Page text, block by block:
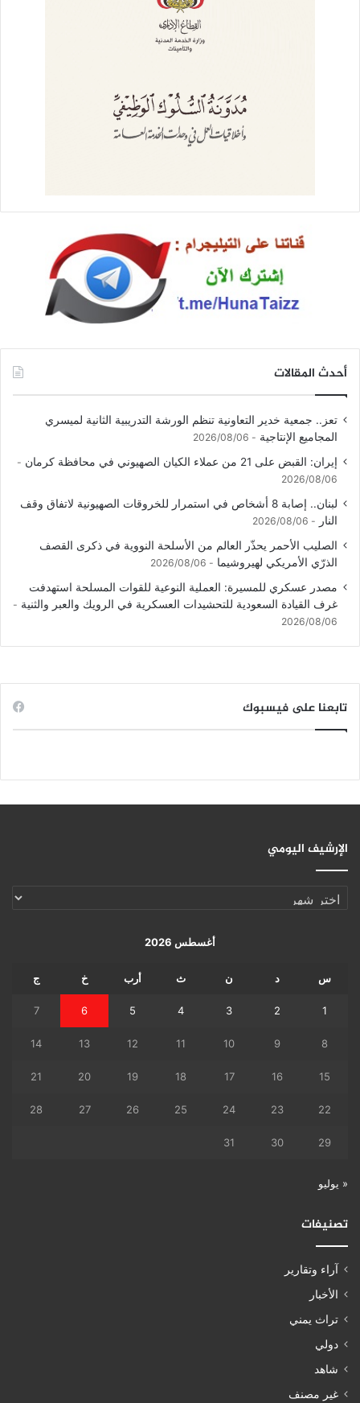
أحدث المقالات
تعز.. جمعية خدير التعاونية تنظم الورشة التدريبية الثانية لميسري
المجاميع الإنتاجية
2026/08/06
إيران: القبض على 21 من عملاء الكيان الصهيوني في محافظة كرمان
2026/08/06
لبنان.. إصابة 8 أشخاص في استمرار للخروقات الصهيونية لاتفاق وقف
النار
2026/08/06
الصليب الأحمر يحذّر العالم من الأسلحة النووية في ذكرى القصف
الذرّي الأمريكي لهيروشيما
2026/08/06
مصدر عسكري للمسيرة: العملية النوعية للقوات المسلحة استهدفت
غرف القيادة السعودية للتحشيدات العسكرية في الرويك والعبر والثنية
2026/08/06
تابعنا على فيسبوك
الإرشيف اليومي
الإرشيف
أغسطس 2026
س د ن ث أرب خ ج
1
2
3
4
5
6
7
8
9
10
11
12
13
14
15
16
17
18
19
20
21
22
23
24
25
26
27
28
29
30
31
« يوليو
تصنيفات
آراء وتقارير
الأخبار
تراث يمني
دولي
شاهد
غير مصنف